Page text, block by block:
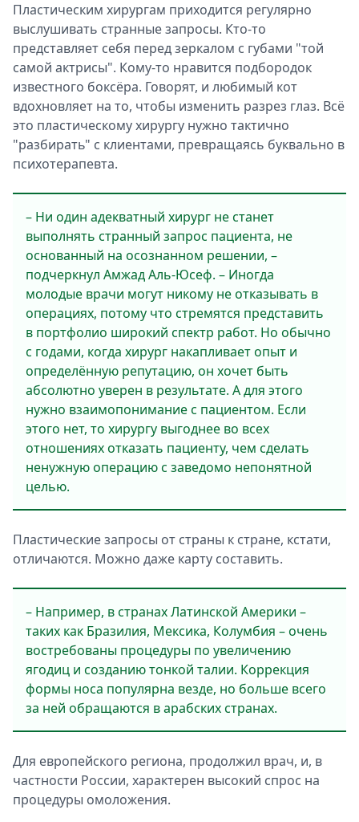
Пластическим хирургам приходится регулярно
выслушивать странные запросы. Кто-то
представляет себя перед зеркалом с губами "той
самой актрисы". Кому-то нравится подбородок
известного боксёра. Говорят, и любимый кот
вдохновляет на то, чтобы изменить разрез глаз. Всё
это пластическому хирургу нужно тактично
"разбирать" с клиентами, превращаясь буквально в
психотерапевта.
– Ни один адекватный хирург не станет
выполнять странный запрос пациента, не
основанный на осознанном решении, –
подчеркнул Амжад Аль-Юсеф. – Иногда
молодые врачи могут никому не отказывать в
операциях, потому что стремятся представить
в портфолио широкий спектр работ. Но обычно
с годами, когда хирург накапливает опыт и
определённую репутацию, он хочет быть
абсолютно уверен в результате. А для этого
нужно взаимопонимание с пациентом. Если
этого нет, то хирургу выгоднее во всех
отношениях отказать пациенту, чем сделать
ненужную операцию с заведомо непонятной
целью.
Пластические запросы от страны к стране, кстати,
отличаются. Можно даже карту составить.
– Например, в странах Латинской Америки –
таких как Бразилия, Мексика, Колумбия – очень
востребованы процедуры по увеличению
ягодиц и созданию тонкой талии. Коррекция
формы носа популярна везде, но больше всего
за ней обращаются в арабских странах.
Для европейского региона, продолжил врач, и, в
частности России, характерен высокий спрос на
процедуры омоложения.